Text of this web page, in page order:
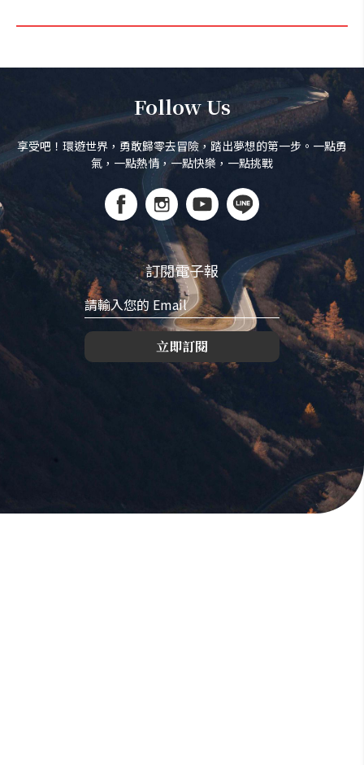
Follow Us
享受吧！環遊世界，勇敢歸零去冒險，踏出夢想的第一步。一點勇
氣，一點熱情，一點快樂，一點挑戰
訂閱電子報
立即訂閱